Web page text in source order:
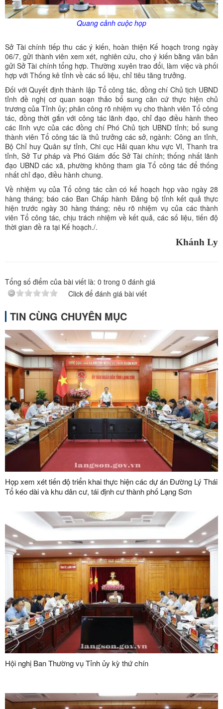
Quang cảnh cuộc họp
Sở Tài chính tiếp thu các ý kiến, hoàn thiện Kế hoạch trong ngày
06/7, gửi thành viên xem xét, nghiên cứu, cho ý kiến bằng văn bản
gửi Sở Tài chính tổng hợp. Thường xuyên trao đổi, làm việc và phối
hợp với Thống kê tỉnh về các số liệu, chỉ tiêu tăng trưởng.
Đối với Quyết định thành lập Tổ công tác, đồng chí Chủ tịch UBND
tỉnh đề nghị cơ quan soạn thảo bổ sung căn cứ thực hiện chủ
trương của Tỉnh ủy; phân công rõ nhiệm vụ cho thành viên Tổ công
tác, đồng thời gắn với công tác lãnh đạo, chỉ đạo điều hành theo
các lĩnh vực của các đồng chí Phó Chủ tịch UBND tỉnh; bổ sung
thành viên Tổ công tác là thủ trưởng các sở, ngành: Công an tỉnh,
Bộ Chỉ huy Quân sự tỉnh, Chi cục Hải quan khu vực VI, Thanh tra
tỉnh, Sở Tư pháp và Phó Giám đốc Sở Tài chính; thống nhất lãnh
đạo UBND các xã, phường không tham gia Tổ công tác để thống
nhất chỉ đạo, điều hành chung.
Về nhiệm vụ của Tổ công tác cần có kế hoạch họp vào ngày 28
hàng tháng; báo cáo Ban Chấp hành Đảng bộ tỉnh kết quả thực
hiện trước ngày 30 hàng tháng; nêu rõ nhiệm vụ của các thành
viên Tổ công tác, chịu trách nhiệm về kết quả, các số liệu, tiến độ
thời gian đề ra tại Kế hoạch./.
Khánh Ly
Tổng số điểm của bài viết là: 0 trong 0 đánh giá
Click để đánh giá bài viết
TIN CÙNG CHUYÊN MỤC
Họp xem xét tiến độ triển khai thực hiện các dự án Đường Lý Thái
Tổ kéo dài và khu dân cư, tái định cư thành phố Lạng Sơn
Hội nghị Ban Thường vụ Tỉnh ủy kỳ thứ chín